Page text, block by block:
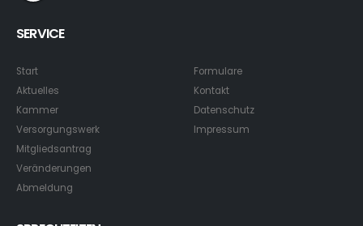
SERVICE
Start
Aktuelles
Kammer
Versorgungswerk
Mitgliedsantrag
Veränderungen
Abmeldung
Formulare
Kontakt
Datenschutz
Impressum